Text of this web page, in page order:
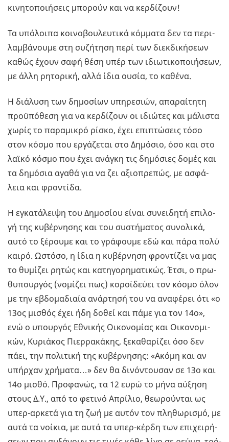
κι­νη­το­ποι­ή­σεις µπο­ρούν και να κερ­δί­ζουν!
Τα υπό­λοι­πα κοι­νο­βου­λευ­τι­κά κό­µµα­τα δεν τα πε­ρι­
λα­µβά­νου­µε στη συ­ζή­τη­ση περί των διεκ­δι­κή­σε­ων
καθώς έχουν σαφή θέση υπέρ των ιδιω­τι­κο­ποι­ή­σε­ων,
µε άλλη ρη­το­ρι­κή, αλλά ίδια ουσία, το κα­θέ­να.
Η διά­λυ­ση των δη­µο­σί­ων υπη­ρε­σιών, απα­ραί­τη­τη
προ­ϋ­πό­θε­ση για να κερ­δί­ζουν οι ιδιώ­τες και µά­λι­στα
χωρίς το πα­ρα­µι­κρό ρίσκο, έχει επι­πτώ­σεις τόσο
στον κόσµο που ερ­γά­ζε­ται στο Δη­µό­σιο, όσο και στο
λαϊκό κόσµο που έχει ανά­γκη τις δη­µό­σιες δοµές και
τα δη­µό­σια αγαθά για να ζει αξιο­πρε­πώς, µε ασφά­
λεια και φρο­ντί­δα.
Η εγκα­τά­λει­ψη του Δη­µο­σί­ου είναι συ­νει­δη­τή επι­λο­
γή της κυ­βέρ­νη­σης και του συ­στή­µα­τος συ­νο­λι­κά,
αυτό το ξέ­ρου­µε και το γρά­φου­µε εδώ και πάρα πολύ
καιρό. Ωστό­σο, η ίδια η κυ­βέρ­νη­ση φρο­ντί­ζει να µας
το θυ­µί­ζει ρητώς και κα­τη­γο­ρη­µα­τι­κώς. Έτσι, ο πρω­
θυ­πουρ­γός (νο­µί­ζει πως) κο­ροϊ­δεύ­ει τον κόσµο όλον
µε την εβδο­µα­διαία ανάρ­τη­σή του να ανα­φέ­ρει ότι «ο
13ος µι­σθός έχει ήδη δοθεί και πάµε για τον 14ο»,
ενώ ο υπουρ­γός Εθνι­κής Οι­κο­νο­µί­ας και Οι­κο­νο­µι­
κών, Κυ­ριά­κος Πιερ­ρα­κά­κης, ξε­κα­θα­ρί­ζει όσο δεν
πάει, την πο­λι­τι­κή της κυ­βέρ­νη­σης: «Ακόµη και αν
υπήρ­χαν χρή­µα­τα…» δεν θα δι­νό­ντου­σαν σε 13ο και
14ο µισθό. Προ­φα­νώς, τα 12 ευρώ το µήνα αύ­ξη­ση
στους Δ.Υ., από το φε­τι­νό Απρί­λιο, θε­ω­ρού­νται ως
υπερ-αρ­κε­τά για τη ζωή µε αυτόν τον πλη­θω­ρι­σµό, µε
αυτά τα νοί­κια, µε αυτά τα υπερ-κέρ­δη των επι­χει­ρή­